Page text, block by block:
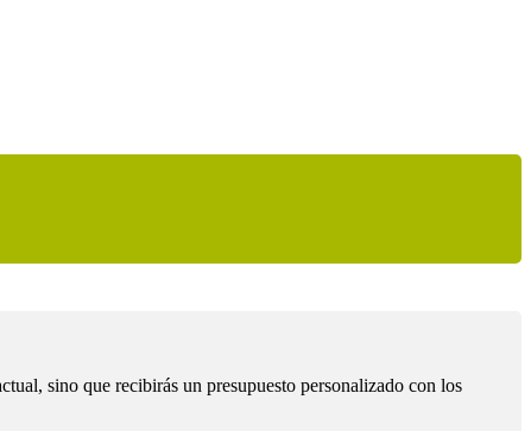
sino que recibirás un presupuesto personalizado con los